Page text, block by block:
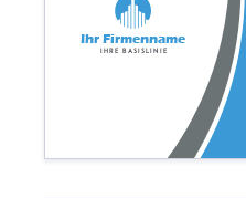
Ihr Firmenname
Ihre Basislinie